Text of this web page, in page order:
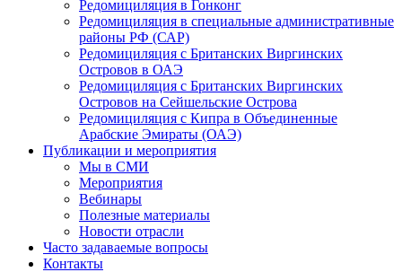
Редомициляция в Гонконг
Редомициляция в специальные административные
районы РФ (САР)
Редомициляция с Британских Виргинских
Островов в ОАЭ
Редомициляция с Британских Виргинских
Островов на Сейшельские Острова
Редомициляция с Кипра в Объединенные
Арабские Эмираты (ОАЭ)
Публикации и мероприятия
Мы в СМИ
Мероприятия
Вебинары
Полезные материалы
Новости отрасли
Часто задаваемые вопросы
Контакты